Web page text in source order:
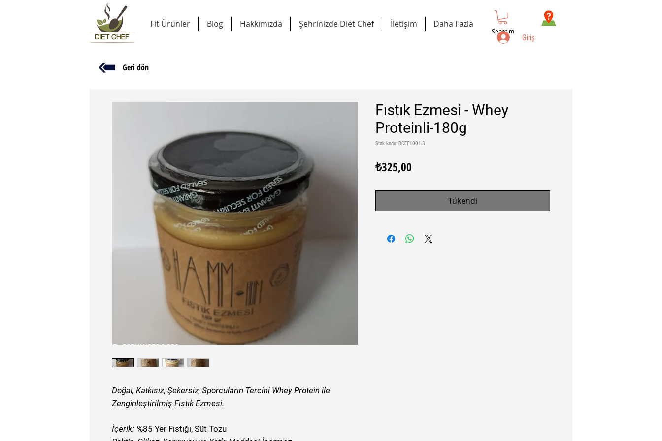
Fit Ürünler Blog Hakkımızda Şehrinizde Diet Chef İletişim Daha Fazla
Sepetim
Giriş
Geri dön
Doğal, Katkısız, Şekersiz, Sporcuların Tercihi Whey Protein ile
Zenginleştirilmiş Fıstık Ezmesi.
İçerik: %85 Yer Fıstığı, Süt Tozu
Fıstık Ezmesi - Whey
Proteinli-180g
Stok kodu: DCFE1001-3
₺325,00
Tükendi